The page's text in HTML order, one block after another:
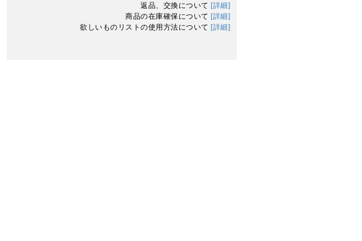
返品、交換について [詳細]
商品の在庫確保について [詳細]
欲しいものリストの使用方法について [詳細]